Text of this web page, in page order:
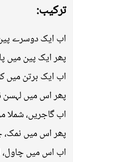
ترکیب:
اب ایک دوسرے
پھر ایک پین میں
اب ایک برتن میں
پھر اس میں لہسن
اب گاجریں، شملا
پھر اس میں نمک،
اب اس میں چاول،